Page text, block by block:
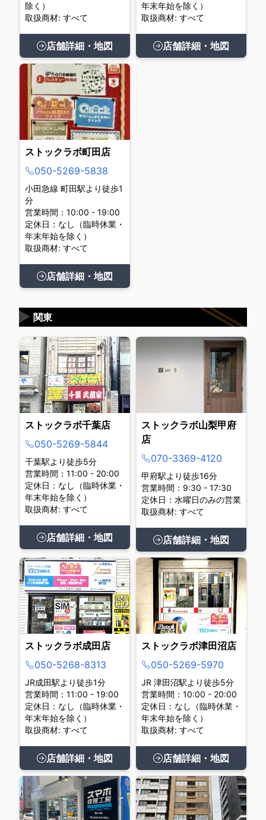
除く）
取扱商材: すべて
店舗詳細・地図
年末年始を除く）
取扱商材: すべて
店舗詳細・地図
ストックラボ町田店
050-5269-5838
小田急線 町田駅より徒歩1
分
営業時間：10:00 - 19:00
定休日：なし（臨時休業・
年末年始を除く）
取扱商材: すべて
店舗詳細・地図
関東
▶
ストックラボ千葉店
050-5269-5844
千葉駅より徒歩5分
営業時間：11:00 - 20:00
定休日：なし（臨時休業・
年末年始を除く）
取扱商材: すべて
店舗詳細・地図
ストックラボ山梨甲府
店
070-3369-4120
甲府駅より徒歩16分
営業時間：9:30 - 17:30
定休日：水曜日のみの営業
取扱商材: すべて
店舗詳細・地図
ストックラボ成田店
050-5268-8313
JR成田駅より徒歩1分
営業時間：11:00 - 19:00
定休日：なし（臨時休業・
年末年始を除く）
取扱商材: すべて
店舗詳細・地図
ストックラボ津田沼店
050-5269-5970
JR 津田沼駅より徒歩5分
営業時間：10:00 - 20:00
定休日：なし（臨時休業・
年末年始を除く）
取扱商材: すべて
店舗詳細・地図